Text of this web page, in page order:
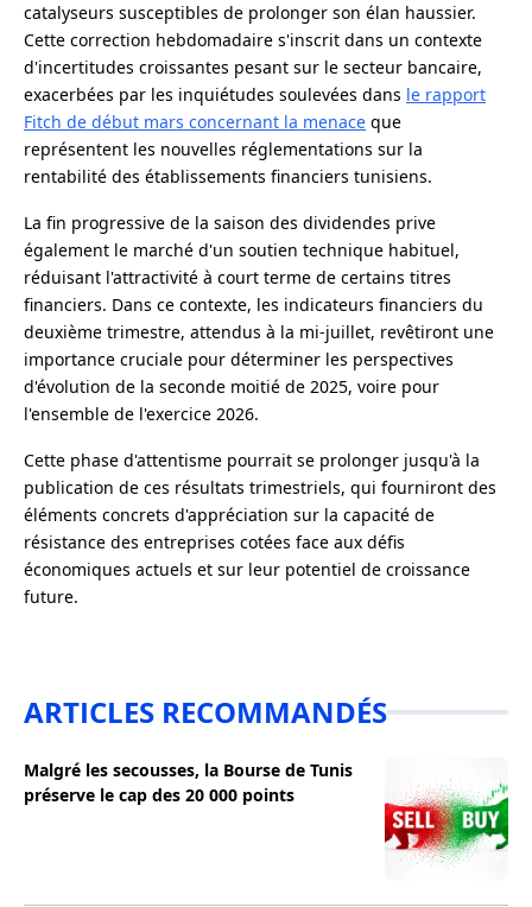
catalyseurs susceptibles de prolonger son élan haussier.
Cette correction hebdomadaire s'inscrit dans un contexte
d'incertitudes croissantes pesant sur le secteur bancaire,
exacerbées par les inquiétudes soulevées dans le rapport
Fitch de début mars concernant la menace que
représentent les nouvelles réglementations sur la
rentabilité des établissements financiers tunisiens.
La fin progressive de la saison des dividendes prive
également le marché d'un soutien technique habituel,
réduisant l'attractivité à court terme de certains titres
financiers. Dans ce contexte, les indicateurs financiers du
deuxième trimestre, attendus à la mi-juillet, revêtiront une
importance cruciale pour déterminer les perspectives
d'évolution de la seconde moitié de 2025, voire pour
l'ensemble de l'exercice 2026.
Cette phase d'attentisme pourrait se prolonger jusqu'à la
publication de ces résultats trimestriels, qui fourniront des
éléments concrets d'appréciation sur la capacité de
résistance des entreprises cotées face aux défis
économiques actuels et sur leur potentiel de croissance
future.
ARTICLES RECOMMANDÉS
Malgré les secousses, la Bourse de Tunis
préserve le cap des 20 000 points